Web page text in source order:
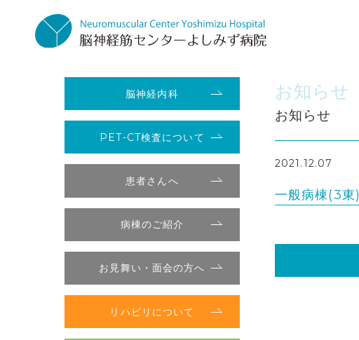
脳神経内科
PET-CT検査について
患者さんへ
病棟のご紹介
お見舞い・面会の方へ
リハビリについて
お知らせ
お知らせ
2021.12.07
一般病棟(3東)